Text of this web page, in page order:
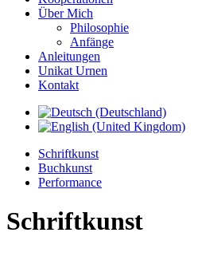
Über Mich
Philosophie
Anfänge
Anleitungen
Unikat Urnen
Kontakt
Schriftkunst
Buchkunst
Performance
Schriftkunst